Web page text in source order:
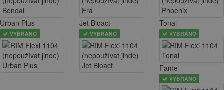
Urban Plus
VYBRÁNO
Jet Bioact
VYBRÁNO
Tonal
VYBRÁNO
Fame
VYBRÁNO